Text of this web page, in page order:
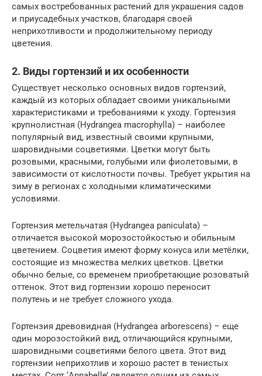
самых востребованных растений для украшения садов
и приусадебных участков, благодаря своей
неприхотливости и продолжительному периоду
цветения.
2. Виды гортензий и их особенности
Существует несколько основных видов гортензий,
каждый из которых обладает своими уникальными
характеристиками и требованиями к уходу. Гортензия
крупнолистная (Hydrangea macrophylla) – наиболее
популярный вид, известный своими крупными,
шаровидными соцветиями. Цветки могут быть
розовыми, красными, голубыми или фиолетовыми, в
зависимости от кислотности почвы. Требует укрытия на
зиму в регионах с холодными климатическими
условиями.
Гортензия метельчатая (Hydrangea paniculata) –
отличается высокой морозостойкостью и обильным
цветением. Соцветия имеют форму конуса или метёлки,
состоящие из множества мелких цветков. Цветки
обычно белые, со временем приобретающие розоватый
оттенок. Этот вид гортензии хорошо переносит
полутень и не требует сложного ухода.
Гортензия древовидная (Hydrangea arborescens) – еще
один морозостойкий вид, отличающийся крупными,
шаровидными соцветиями белого цвета. Этот вид
гортензии неприхотлив и хорошо растет в тенистых